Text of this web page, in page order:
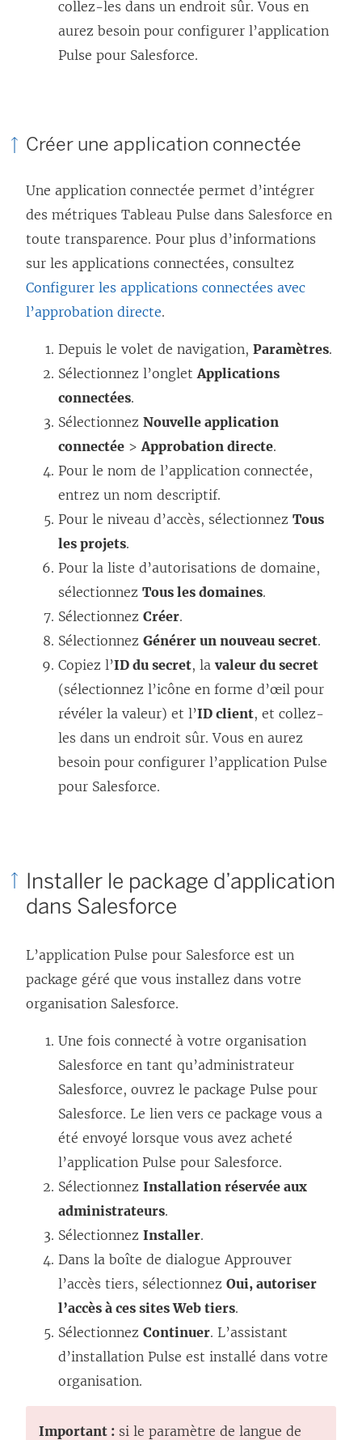
collez-les dans un endroit sûr. Vous en
aurez besoin pour configurer l’application
Pulse pour Salesforce.
Créer une application connectée
Une application connectée permet d’intégrer
des métriques Tableau Pulse dans Salesforce en
toute transparence. Pour plus d’informations
sur les applications connectées, consultez
Configurer les applications connectées avec
l’approbation directe.
Depuis le volet de navigation, Paramètres.
Sélectionnez l’onglet Applications
connectées.
Sélectionnez Nouvelle application
connectée > Approbation directe.
Pour le nom de l’application connectée,
entrez un nom descriptif.
Pour le niveau d’accès, sélectionnez Tous
les projets.
Pour la liste d’autorisations de domaine,
sélectionnez Tous les domaines.
Sélectionnez Créer.
Sélectionnez Générer un nouveau secret.
Copiez l’ID du secret, lavaleur du secret
(sélectionnez l’icône en forme d’œil pour
révéler la valeur) et l’ID client, et collez-
les dans un endroit sûr. Vous en aurez
besoin pour configurer l’application Pulse
pour Salesforce.
Installer le package d’application
dans Salesforce
L’application Pulse pour Salesforce est un
package géré que vous installez dans votre
organisation Salesforce.
Une fois connecté à votre organisation
Salesforce en tant qu’administrateur
Salesforce, ouvrez le package Pulse pour
Salesforce. Le lien vers ce package vous a
été envoyé lorsque vous avez acheté
l’application Pulse pour Salesforce.
Sélectionnez Installation réservée aux
administrateurs.
Sélectionnez Installer.
Dans la boîte de dialogue Approuver
l’accès tiers, sélectionnez Oui, autoriser
l’accès à ces sites Web tiers.
Sélectionnez Continuer. L’assistant
d’installation Pulse est installé dans votre
organisation.
Important : si le paramètre de langue de